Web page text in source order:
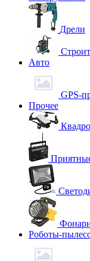
Дрели
Авто
GPS-
Прочее
Роботы-